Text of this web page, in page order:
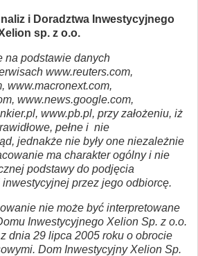
i Doradztwa Inwestycyjnego
sp. z o.o.
na podstawie danych
www.reuters.com,
www.macronext.com,
www.news.google.com,
www.pb.pl, przy założeniu, iż
pełne i nie
jednakże nie były one niezależnie
ma charakter ogólny i nie
podstawy do podjęcia
przez jego odbiorcę.
nie może być interpretowane
Inwestycyjnego Xelion Sp. z o.o.
dnia 29 lipca 2005 roku o obrocie
Dom Inwestycyjny Xelion Sp.